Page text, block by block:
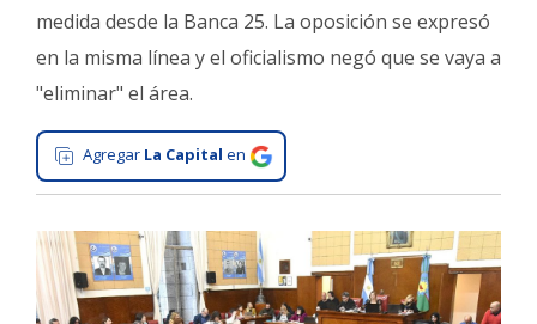
Zona
Cultura
Tecnología
Gastronomía
Salud
Interés
General
La
medida desde la Banca 25. La oposición se expresó
en la misma línea y el oficialismo negó que se vaya a
"eliminar" el área.
Agregar La Capital en